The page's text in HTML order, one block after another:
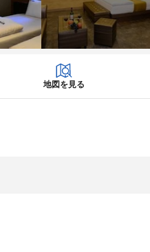
地図を見る